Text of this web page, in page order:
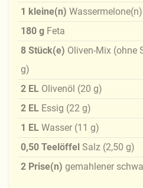
1 kleine(n) Wassermelone(n)
180 g Feta
8 Stück(e) Oliven-Mix (ohne
g)
2 EL Olivenöl (20 g)
2 EL Essig (22 g)
1 EL Wasser (11 g)
0,50 Teelöffel Salz (2,50 g)
2 Prise(n) gemahlener